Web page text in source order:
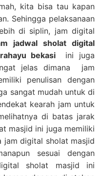
kita bisa tau kapan
Sehingga pelaksanaan
di siplin, jam digital
jadwal sholat digital
bekasi
ini juga
jelas dimana jam
penulisan dengan
sangat mudah untuk di
kearah jam untuk
di batas jarak
masjid ini juga memiliki
jam digital sholat masjid
sesuai dengan
sholat masjid ini